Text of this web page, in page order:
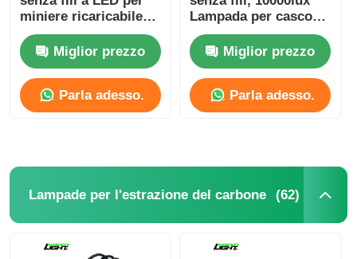
miniere ricaricabile
15000lux 6,8Ah IP68
Miglior prezzo
Parla adesso.
Lampada per casco
sotterraneo
Miglior prezzo
Parla adesso.
Lampade per l'estrazione del carbone (62)